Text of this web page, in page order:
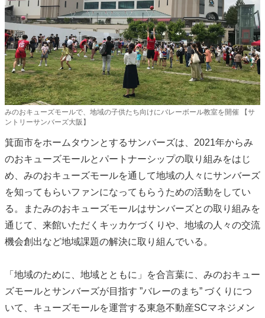
みのおキューズモールで、地域の子供たち向けにバレーボール教室を開催 【サ
ントリーサンバーズ大阪】
箕面市をホームタウンとするサンバーズは、2021年からみ
のおキューズモールとパートナーシップの取り組みをはじ
め、みのおキューズモールを通して地域の人々にサンバーズ
を知ってもらいファンになってもらうための活動をしてい
る。またみのおキューズモールはサンバーズとの取り組みを
通じて、来館いただくキッカケづくりや、地域の人々の交流
機会創出など地域課題の解決に取り組んでいる。
「地域のために、地域とともに」を合言葉に、みのおキュー
ズモールとサンバーズが目指す ”バレーのまち” づくりにつ
いて、キューズモールを運営する東急不動産SCマネジメン